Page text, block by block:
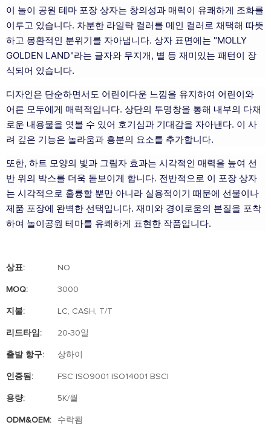
이 놀이 공원 테마 포장 상자는 창의성과 매력이 유쾌하게 조화를
이루고 있습니다. 차분한 라일락 컬러를 메인 컬러로 채택해 따뜻
하고 몽환적인 분위기를 자아냅니다. 상자 표면에는 "MOLLY
GOLDEN LAND"라는 글자와 무지개, 별 등 재미있는 패턴이 장
식되어 있습니다.
디자인은 단순하면서도 어린이다운 느낌을 유지하여 어린이와
어른 모두에게 매력적입니다. 상단의 투명창을 통해 내부의 다채
로운 내용물을 엿볼 수 있어 호기심과 기대감을 자아낸다. 이 사
려 깊은 기능은 놀라움과 흥분의 요소를 추가합니다.
또한, 하트 모양의 빛과 그림자 효과는 시각적인 매력을 높여 선
반 위의 박스를 더욱 돋보이게 합니다. 전반적으로 이 포장 상자
는 시각적으로 훌륭할 뿐만 아니라 실용적이기 때문에 선물이나
제품 포장에 완벽한 선택입니다. 재미와 경이로움의 본질을 포착
하여 놀이공원 테마를 유쾌하게 표현한 작품입니다.
상표: NO
MOQ: 3000
지불: LC, CASH, T/T
리드타임: 20-30일
출발 항구: 상하이
인증됨: FSC ISO9001 ISO14001 BSCI
용량: 5K/월
ODM&OEM: 수락됨